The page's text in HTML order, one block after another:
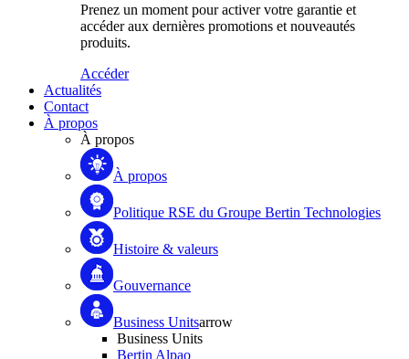
Prenez un moment pour activer votre garantie et
accéder aux dernières promotions et nouveautés
produits.
Accéder
Actualités
Contact
À propos
À propos
À propos
Politique RSE du Groupe Bertin Technologies
Histoire & valeurs
Gouvernance
Business Unitsarrow
Business Units
Bertin Alpao